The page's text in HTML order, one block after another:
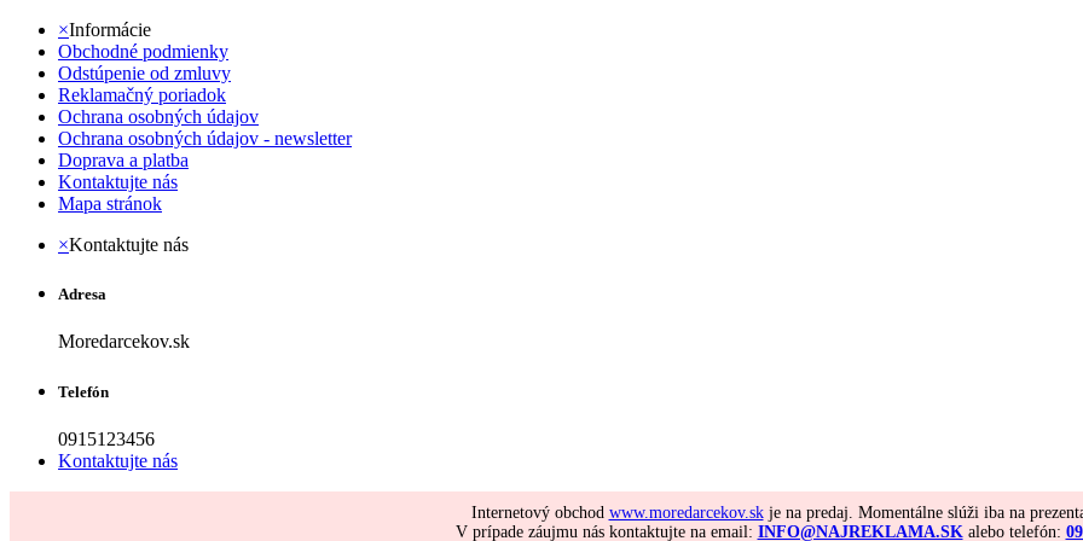
×Informácie
Obchodné podmienky
Odstúpenie od zmluvy
Reklamačný poriadok
Ochrana osobných údajov
Ochrana osobných údajov - newsletter
Doprava a platba
Kontaktujte nás
Mapa stránok
×Kontaktujte nás
Adresa
Moredarcekov.sk
Telefón
0915123456
Kontaktujte nás
Internetový obchod www.moredarcekov.skje na predaj. Momentálne slúži iba na
V prípade záujmu nás kontaktujte na email: INFO@NAJREKLAMA.SK alebo telefón: